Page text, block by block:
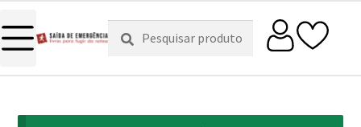
Pesquisar
por:
Pesquisa